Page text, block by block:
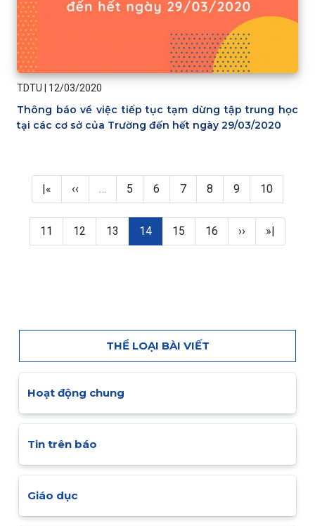
TDTU 12/03/2020
Thông báo về việc tiếp tục tạm dừng tập trung học
tại các cơ sở của Trường đến hết ngày 29/03/2020
First page
|« Previous page
‹‹ … Page
5 Page
6 Page
7 Page
8 Page
9 Page
10
Page
11 Page
12 Page
13 Trang hiện thời
14 Page
15 Page
16 Next page
›› Last page
»|
THỂ LOẠI BÀI VIẾT
Hoạt động chung
Tin trên báo
Giáo dục